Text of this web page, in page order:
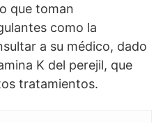
que toman
como la
a su médico, dado
K del perejil, que
tratamientos.